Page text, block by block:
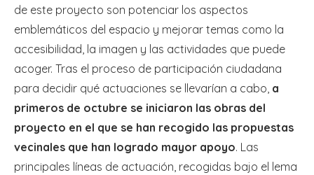
de este proyecto son potenciar los aspectos
emblemáticos del espacio y mejorar temas como la
accesibilidad, la imagen y las actividades que puede
acoger. Tras el proceso de participación ciudadana
para decidir qué actuaciones se llevarían a cabo, a
primeros de octubre se iniciaron las obras del
proyecto en el que se han recogido las propuestas
vecinales que han logrado mayor apoyo. Las
principales líneas de actuación, recogidas bajo el lema